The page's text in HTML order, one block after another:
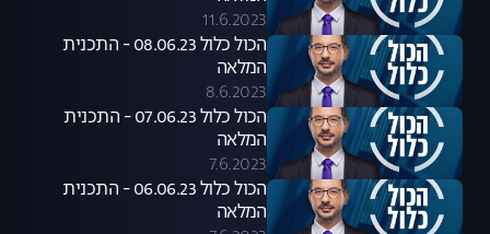
11.6.2023
הכול כלול 08.06.23 - התכנית
המלאה
8.6.2023
הכול כלול 07.06.23 - התכנית
המלאה
7.6.2023
הכול כלול 06.06.23 - התכנית
המלאה